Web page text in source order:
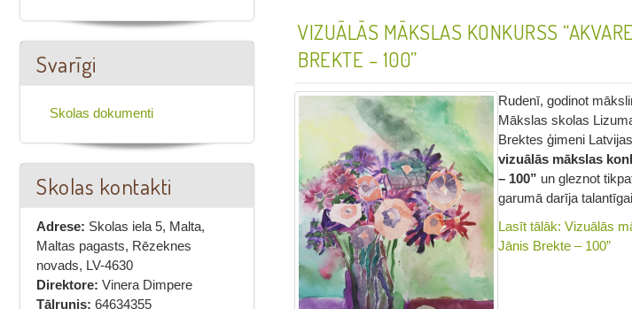
Svarīgi
Skolas dokumenti
Skolas kontakti
Adrese: Skolas iela 5, Malta,
Maltas pagasts, Rēzeknes
novads, LV-4630
Direktore: Vinera Dimpere
Tālrunis: 64634355
VIZUĀLĀS MĀKSLAS KONKURSS
BREKTE – 100”
Rudenī, godinot
Mākslas skolas
Brektes ģimeni
vizuālās mākslas
– 100” un gleznot
garumā darīja
Lasīt tālāk: Vizuālās
Jānis Brekte – 100”